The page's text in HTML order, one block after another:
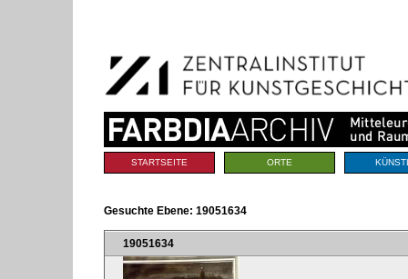
Navigation
Sektionen
STARTSEITE ORTE
Gesuchte Ebene: 19051634
19051634